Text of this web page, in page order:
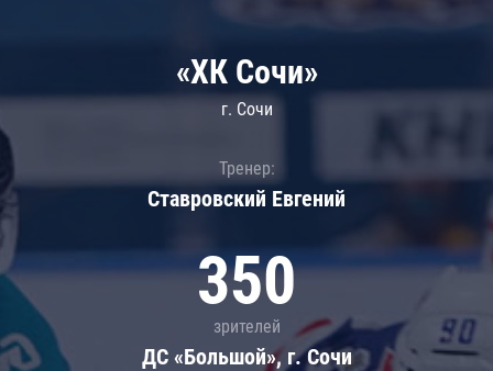
«ХК Сочи»
г. Сочи
Тренер:
Ставровский Евгений
350
зрителей
ДС «Большой», г. Сочи